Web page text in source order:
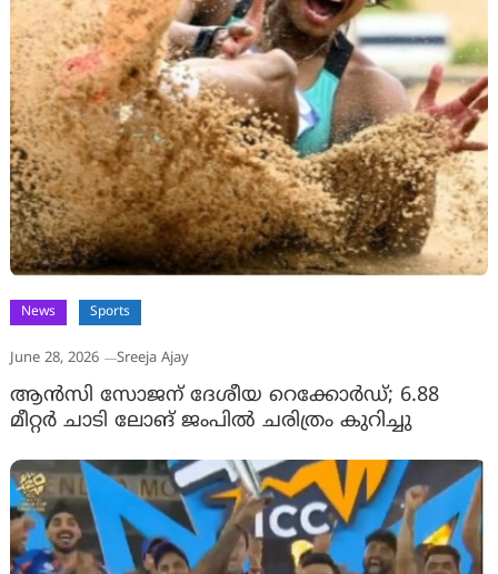
News Sports
June 28, 2026 Sreeja Ajay
ആന്‍സി സോജന് ദേശീയ റെക്കോര്‍ഡ്; 6.88
മീറ്റര്‍ ചാടി ലോങ് ജംപിൽ ചരിത്രം കുറിച്ചു